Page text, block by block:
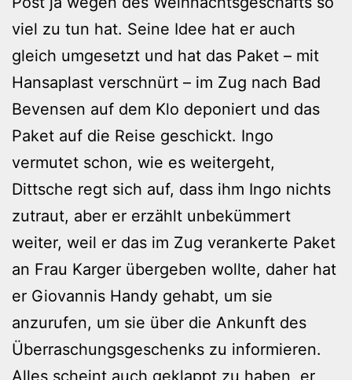
viel zu tun hat. Seine Idee hat er auch
gleich umgesetzt und hat das Paket – mit
Hansaplast verschnürt – im Zug nach Bad
Bevensen auf dem Klo deponiert und das
Paket auf die Reise geschickt. Ingo
vermutet schon, wie es weitergeht,
Dittsche regt sich auf, dass ihm Ingo nichts
zutraut, aber er erzählt unbekümmert
weiter, weil er das im Zug verankerte Paket
an Frau Karger übergeben wollte, daher hat
er Giovannis Handy gehabt, um sie
anzurufen, um sie über die Ankunft des
Überraschungsgeschenks zu informieren.
Alles scheint auch geklappt zu haben, er